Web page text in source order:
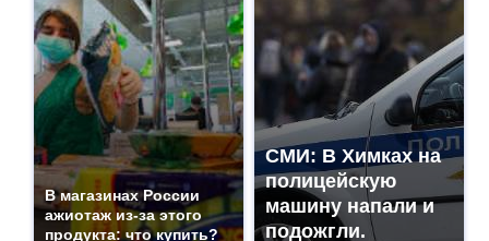
14:34Алюминиевые квадраты
18:56Преимущества покупки аккаунта Valorant через
маркетплейс аккаунтов
11:23 Грант Фонда Юрия Лужкова присужден проекту
студентов Самарского университета
18:45
Мобилизация в России: неожиданные последствия для
владельцев дронов
18:30Гуманитарная и социальная деятельность «Де Хёс»:
поддержка ветеранов, детей и военных
В магазинах России
ажиотаж из-за этого
продукта: что купить?
СМИ: В Химках на
полицейскую
машину напали и
подожгли.